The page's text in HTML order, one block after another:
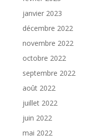
janvier 2023
décembre 2022
novembre 2022
octobre 2022
septembre 2022
août 2022
juillet 2022
juin 2022
mai 2022